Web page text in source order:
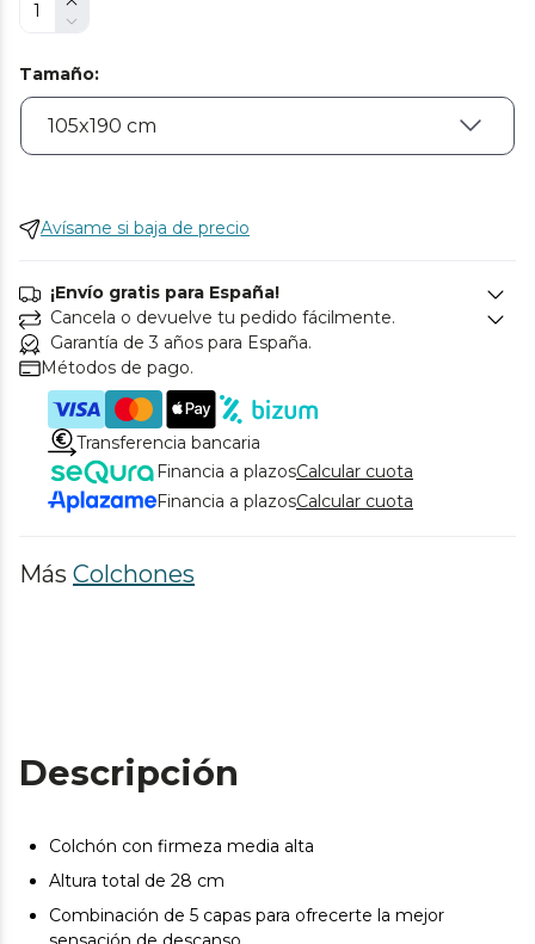
Tamaño:
Avísame si baja de precio
¡Envío gratis para España!
Cancela o devuelve tu pedido fácilmente.
Garantía de 3 años para España.
Métodos de pago.
Transferencia bancaria
Financia a plazosCalcular cuota
Financia a plazosCalcular cuota
Más Colchones
Descripción
Colchón con firmeza media alta
Altura total de 28 cm
Combinación de 5 capas para ofrecerte la mejor